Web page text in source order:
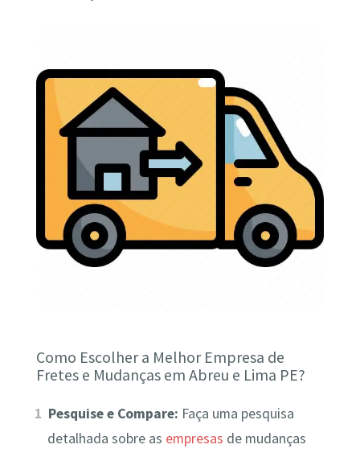
Como Escolher a Melhor Empresa de
Fretes e Mudanças em Abreu e Lima PE?
Pesquise e Compare: Faça uma pesquisa
detalhada sobre as empresas de mudanças